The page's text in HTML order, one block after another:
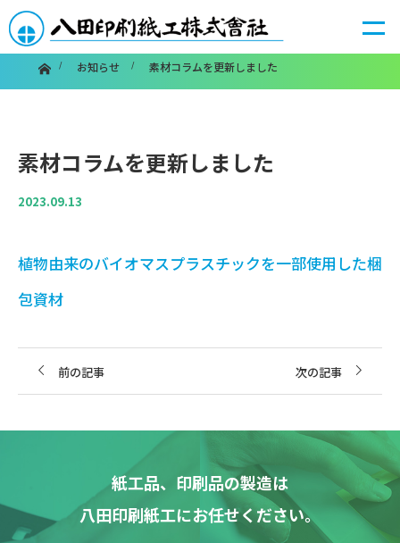
ホームお知らせ 素材コラムを更新しました
素材コラムを更新しました
2023.09.13
植物由来のバイオマスプラスチックを一部使用した梱
包資材
前の記事 次の記事
紙工品、印刷品の製造は
八田印刷紙工にお任せください。